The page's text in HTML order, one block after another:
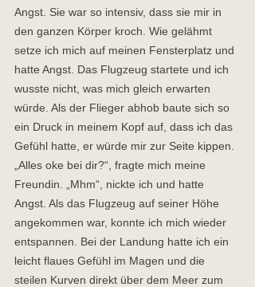
Angst. Sie war so intensiv, dass sie mir in
den ganzen Körper kroch. Wie gelähmt
setze ich mich auf meinen Fensterplatz und
hatte Angst. Das Flugzeug startete und ich
wusste nicht, was mich gleich erwarten
würde. Als der Flieger abhob baute sich so
ein Druck in meinem Kopf auf, dass ich das
Gefühl hatte, er würde mir zur Seite kippen.
„Alles oke bei dir?“, fragte mich meine
Freundin. „Mhm“, nickte ich und hatte
Angst. Als das Flugzeug auf seiner Höhe
angekommen war, konnte ich mich wieder
entspannen. Bei der Landung hatte ich ein
leicht flaues Gefühl im Magen und die
steilen Kurven direkt über dem Meer zum